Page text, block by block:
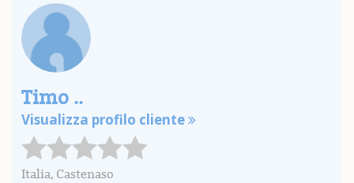
Timo ..
Visualizza profilo cliente
Italia, Castenaso